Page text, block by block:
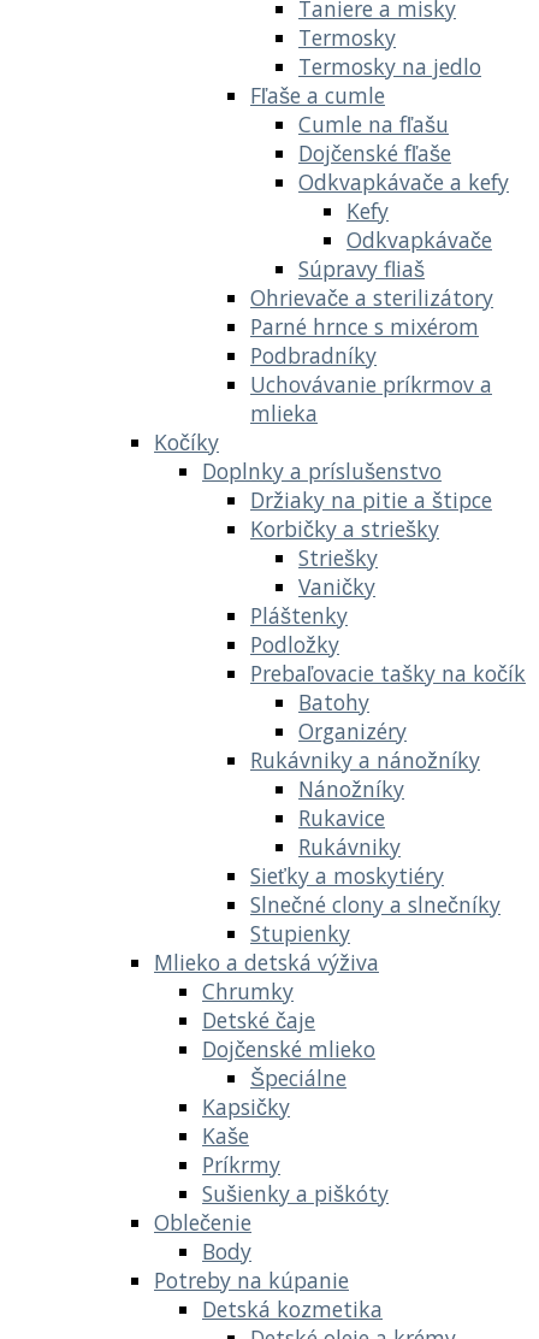
Taniere a misky
Termosky
Termosky na jedlo
Fľaše a cumle
Cumle na fľašu
Dojčenské fľaše
Odkvapkávače a kefy
Kefy
Odkvapkávače
Súpravy fliaš
Ohrievače a sterilizátory
Parné hrnce s mixérom
Podbradníky
Uchovávanie príkrmov a
mlieka
Kočíky
Doplnky a príslušenstvo
Držiaky na pitie a štipce
Korbičky a striešky
Striešky
Vaničky
Pláštenky
Podložky
Prebaľovacie tašky na kočík
Batohy
Organizéry
Rukávniky a nánožníky
Nánožníky
Rukavice
Rukávniky
Sieťky a moskytiéry
Slnečné clony a slnečníky
Stupienky
Mlieko a detská výživa
Chrumky
Detské čaje
Dojčenské mlieko
Špeciálne
Kapsičky
Kaše
Príkrmy
Sušienky a piškóty
Oblečenie
Body
Potreby na kúpanie
Detská kozmetika